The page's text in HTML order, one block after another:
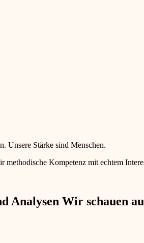
Unsere Stärke sind Menschen.
Kompetenz mit echtem
Wir schauen